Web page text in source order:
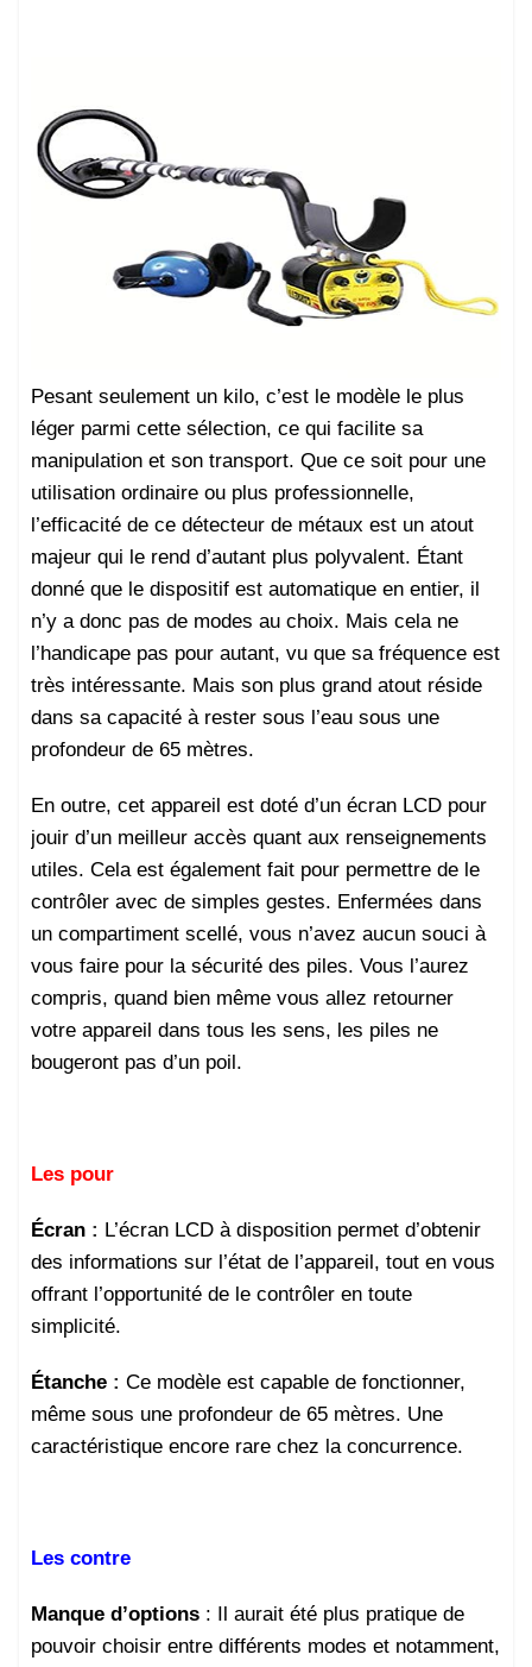
Pesant seulement un kilo, c’est le modèle le plus
léger parmi cette sélection, ce qui facilite sa
manipulation et son transport. Que ce soit pour une
utilisation ordinaire ou plus professionnelle,
l’efficacité de ce détecteur de métaux est un atout
majeur qui le rend d’autant plus polyvalent. Étant
donné que le dispositif est automatique en entier, il
n’y a donc pas de modes au choix. Mais cela ne
l’handicape pas pour autant, vu que sa fréquence est
très intéressante. Mais son plus grand atout réside
dans sa capacité à rester sous l’eau sous une
profondeur de 65 mètres.
En outre, cet appareil est doté d’un écran LCD pour
jouir d’un meilleur accès quant aux renseignements
utiles. Cela est également fait pour permettre de le
contrôler avec de simples gestes. Enfermées dans
un compartiment scellé, vous n’avez aucun souci à
vous faire pour la sécurité des piles. Vous l’aurez
compris, quand bien même vous allez retourner
votre appareil dans tous les sens, les piles ne
bougeront pas d’un poil.
Les pour
Écran : L’écran LCD à disposition permet d’obtenir
des informations sur l’état de l’appareil, tout en vous
offrant l’opportunité de le contrôler en toute
simplicité.
Étanche: Ce modèle est capable de fonctionner,
même sous une profondeur de 65 mètres. Une
caractéristique encore rare chez la concurrence.
Les contre
Manque d’options: Il aurait été plus pratique de
pouvoir choisir entre différents modes et notamment,